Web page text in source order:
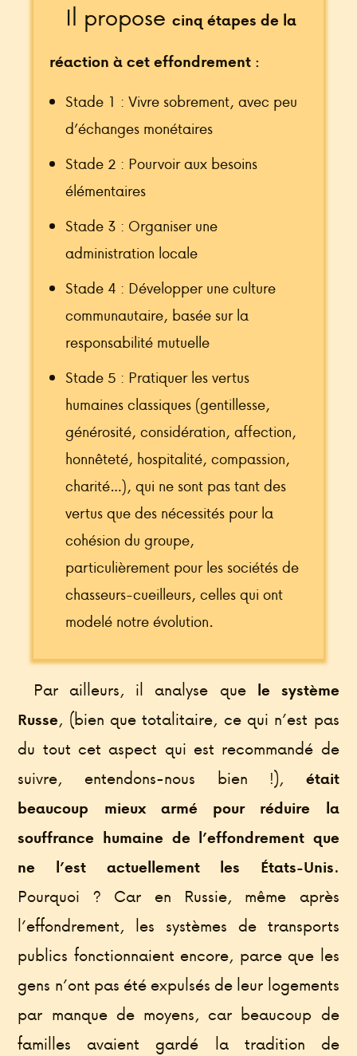
Il proposecinq étapes de la
réaction à cet effondrement :
Stade 1 : Vivre sobrement, avec peu
d’échanges monétaires
Stade 2 : Pourvoir aux besoins
élémentaires
Stade 3 : Organiser une
administration locale
Stade 4 : Développer une culture
communautaire, basée sur la
responsabilité mutuelle
Stade 5 : Pratiquer les vertus
humaines classiques (gentillesse,
générosité, considération, affection,
honnêteté, hospitalité, compassion,
charité…), qui ne sont pas tant des
vertus que des nécessités pour la
cohésion du groupe,
particulièrement pour les sociétés de
chasseurs-cueilleurs, celles qui ont
modelé notre évolution.
Par ailleurs, il analyse que le système
Russe, (bien que totalitaire, ce qui n’est pas
du tout cet aspect qui est recommandé de
suivre, entendons-nous bien !), était
beaucoup mieux armé pour réduire la
souffrance humaine de l’effondrement que
ne l’est actuellement les États-Unis.
Pourquoi ? Car en Russie, même après
l’effondrement, les systèmes de transports
publics fonctionnaient encore, parce que les
gens n’ont pas été expulsés de leur logements
par manque de moyens, car beaucoup de
familles avaient gardé la tradition de